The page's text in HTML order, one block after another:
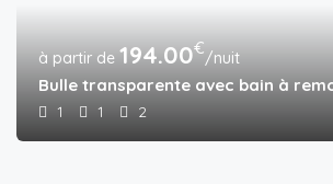
194.00€/nuit
Bulle transparente avec bain à
1 1 2